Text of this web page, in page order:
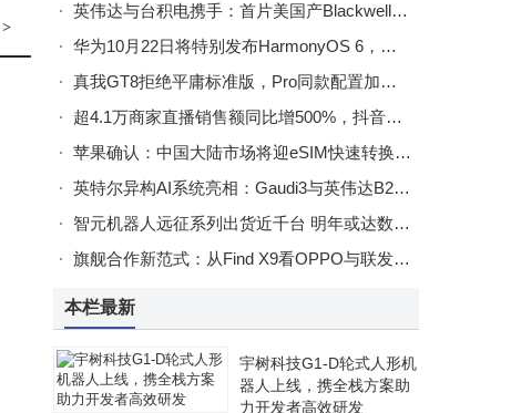
>
英伟达与台积电携手：首片美国产Blackwell晶圆亚利桑那工厂下线
华为10月22日将特别发布HarmonyOS 6，多设备协同、AI防护等体验再升级
真我GT8拒绝平庸标准版，Pro同款配置加持，10月21日将惊艳亮相
超4.1万商家直播销售额同比增500%，抖音电商双11商家稳健经营
苹果确认：中国大陆市场将迎eSIM快速转换功能，国行iPhone换机更便捷
英特尔异构AI系统亮相：Gaudi3与英伟达B200协同实现高效混合计算
智元机器人远征系列出货近千台 明年或达数千台领跑全球
旗舰合作新范式：从Find X9看OPPO与联发科的深度共研之路
本栏最新
宇树科技G1-D轮式人形机
器人上线，携全栈方案助
力开发者高效研发